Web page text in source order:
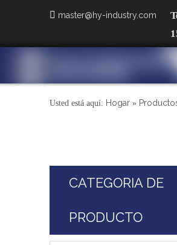
 master@hy-industry.com
Usted está aquí: Hogar »
CATEGORIA DE
PRODUCTO